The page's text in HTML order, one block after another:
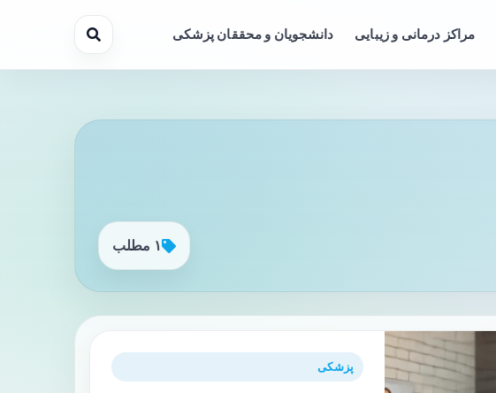
مراکز درمانی و زیبایی دانشجویان و محققان پزشکی
۱ مطلب
پزشکی